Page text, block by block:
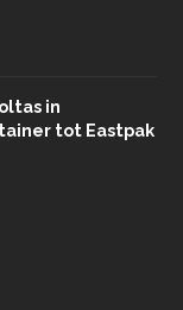
in
tot Eastpak